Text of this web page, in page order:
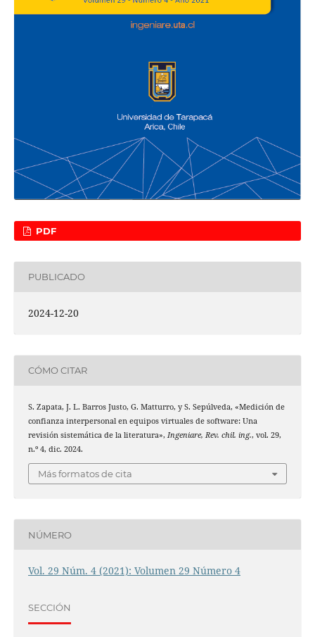
PDF
PUBLICADO
2024-12-20
CÓMO CITAR
S. Zapata, J. L. Barros Justo, G. Matturro, y S. Sepúlveda, «Medición de
confianza interpersonal en equipos virtuales de software: Una
revisión sistemática de la literatura», Ingeniare, Rev. chil. ing., vol. 29,
n.º 4, dic. 2024.
Más formatos de cita
NÚMERO
Vol. 29 Núm. 4 (2021): Volumen 29 Número 4
SECCIÓN